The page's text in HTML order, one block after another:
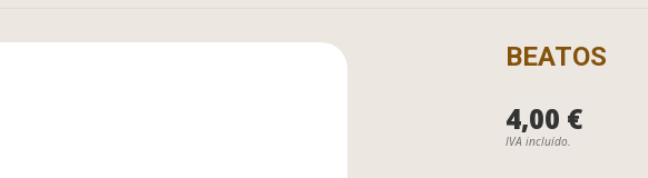
BEATOS
4,00 €
IVA incluído.